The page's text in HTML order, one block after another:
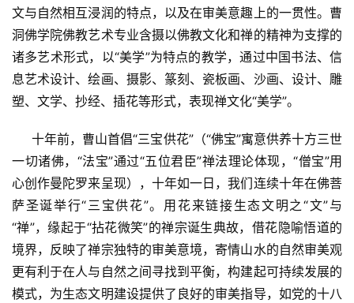
免
责
声
明
文与自然相互浸润的特点，以及在审美意趣上的一贯性。曹
洞佛学院佛教艺术专业含摄以佛教文化和禅的精神为支撑的
诸多艺术形式，以“美学”为特点的教学，通过中国书法、信
息艺术设计、绘画、摄影、篆刻、瓷板画、沙画、设计、雕
塑、文学、抄经、插花等形式，表现禅文化“美学”。
十年前，曹山首倡“三宝供花”（“佛宝”寓意供养十方三世
一切诸佛，“法宝”通过“五位君臣”禅法理论体现，“僧宝”用
心创作曼陀罗来呈现），十年如一日，我们连续十年在佛菩
萨圣诞举行“三宝供花”。用花来链接生态文明之“文”与
“禅”，缘起于“拈花微笑”的禅宗诞生典故，借花隐喻悟道的
境界，反映了禅宗独特的审美意境，寄情山水的自然审美观
更有利于在人与自然之间寻找到平衡，构建起可持续发展的
模式，为生态文明建设提供了良好的审美指导，如党的十八